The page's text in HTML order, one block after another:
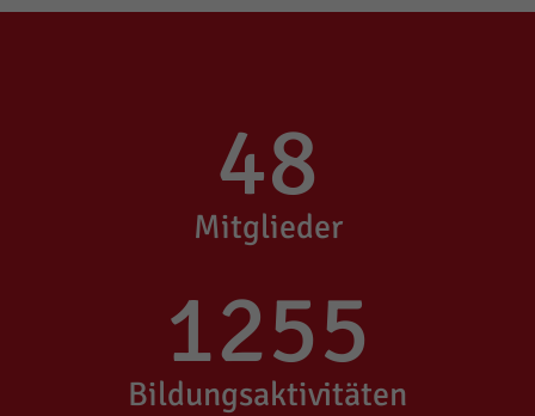
48
Mitglieder
1255
Bildungsaktivitäten